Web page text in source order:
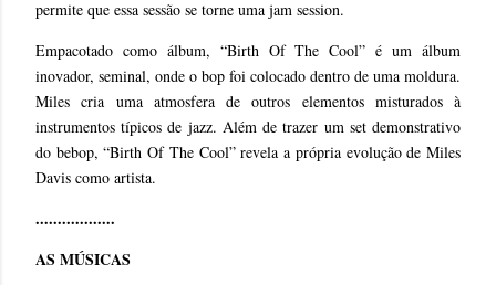
permite que essa sessão se torne uma jam session.
Empacotado como álbum, “Birth Of The Cool” é um álbum
inovador, seminal, onde o bop foi colocado dentro de uma moldura.
Miles cria uma atmosfera de outros elementos misturados à
instrumentos típicos de jazz. Além de trazer um set demonstrativo
do bebop, “Birth Of The Cool” revela a própria evolução de Miles
Davis como artista.
..................
AS MÚSICAS